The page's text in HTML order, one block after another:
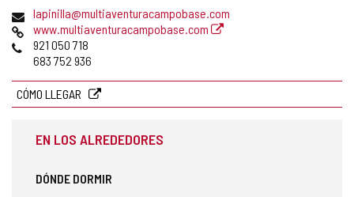
Dirección
de
correo
electrónico
lapinilla@multiaventuracampobase.com
Página
Web
www.multiaventuracampobase.com
Teléfonos
921 050 718
683 752 936
CÓMO LLEGAR
EN LOS ALREDEDORES
DÓNDE DORMIR